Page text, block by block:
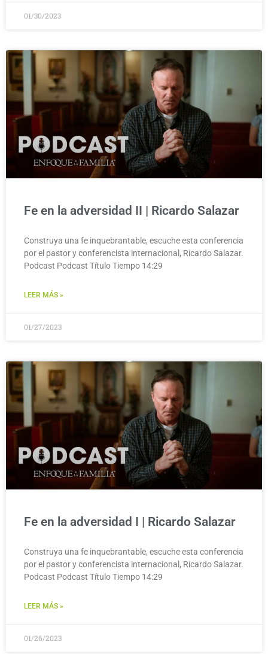
01/30/2023
Fe en la adversidad II | Ricardo Salazar
Construya una fe inquebrantable, escuche esta conferencia
por el pastor y conferencista internacional, Ricardo Salazar.
Podcast Podcast Título Tiempo 14:29
LEER MÁS »
01/27/2023
Fe en la adversidad I | Ricardo Salazar
Construya una fe inquebrantable, escuche esta conferencia
por el pastor y conferencista internacional, Ricardo Salazar.
Podcast Podcast Título Tiempo 14:29
LEER MÁS »
01/26/2023